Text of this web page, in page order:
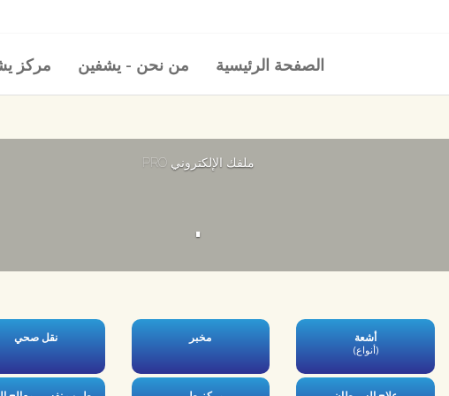
الصفحة الرئيسية من نحن - يشفين مركز
ملفك الإلكتروني PRO
.
أشعة
(أنواع)
مخبر نقل صحي